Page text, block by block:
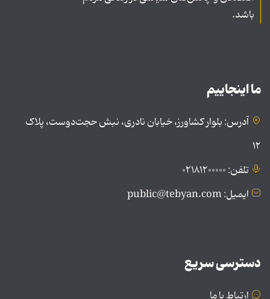
باشد.
ما اینجاییم
آدرس: بلوار کشاورز، خیابان نادری، نبش حجت‌دوست، پلاک
۱۲
تلفن: ۰۲۱۸۱۲۰۰۰۰۰
ایمیل: public@tebyan.com
دسترسی سریع